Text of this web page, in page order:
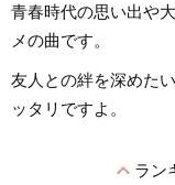
青春時代の思い出や
メの曲です。
友人との絆を深めた
ッタリですよ。
expand_lessラン